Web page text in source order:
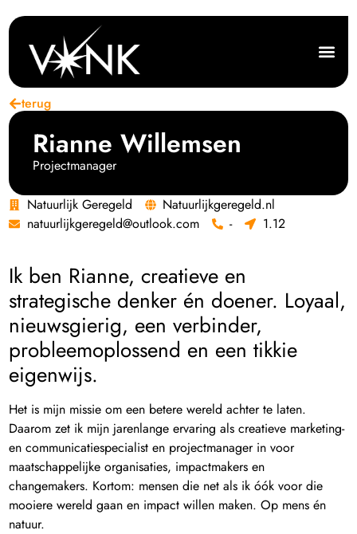
Rianne Willemsen
Projectmanager
Natuurlijk Geregeld
Natuurlijkgeregeld.nl
natuurlijkgeregeld@outlook.com
- 1.12
terug
Ik ben Rianne, creatieve en
strategische denker én doener. Loyaal,
nieuwsgierig, een verbinder,
probleemoplossend en een tikkie
eigenwijs.
Het is mijn missie om een betere wereld achter te laten.
Daarom zet ik mijn jarenlange ervaring als creatieve marketing-
en communicatiespecialist en projectmanager in voor
maatschappelijke organisaties, impactmakers en
changemakers. Kortom: mensen die net als ik óók voor die
mooiere wereld gaan en impact willen maken. Op mens én
natuur.